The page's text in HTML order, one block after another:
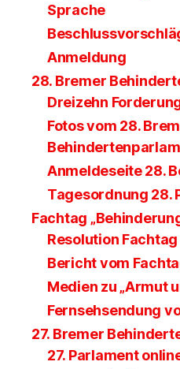
Sprache
Anmeldung
28. Bremer
Dreizehn
Fotos vom 28.
Anmeldeseite 28.
Tagesordnung 28.
Fachtag
Resolution Fachtag
Bericht vom
Medien zu „Armut
Fernsehsendung
27. Bremer
27. Parlament